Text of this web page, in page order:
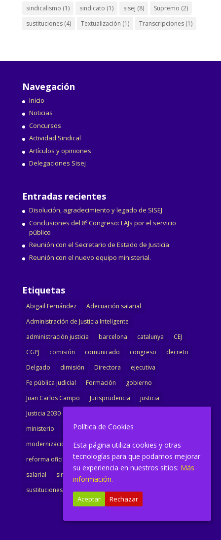
sindicalismo (1) sindicato (1) sisej (8) Supremo (2)
sustituciones(4) Textualización (1) Transcripciones(1)
Navegación
Inicio
Noticias
Concursos
Actividad Sindical
Artículos y opiniones
Delegaciones Sisej
Entradas recientes
Disolución, agradecimiento y legado de SISEJ
Conclusiones del 8º Congreso: LAJs por el servicio
público
Reunión con el Secretario de Estado de Justicia
Reunión con el nuevo equipo ministerial.
Etiquetas
Abigail Fernández
Adecuación salarial
Administración de Justicia Inteligente
administración justicia
barcelona catalunya
CEJ
CGPJ
comisión comunicado congreso
decreto
Delgado
dimisión Directora
ejecutiva
Fe pública judicial
Formación
gobierno
Juan Carlos Campo
Jurisprudencia
justicia
Justicia 2030
ministerio
Ministra Justicia
Ministro de Justicia
modernización
noticias Portavoz
reforma
reforma oficina
renovación retribuciones
reunión
salarial
sindicalismo sindicato
sustituciones
Textualización Transcripciones
Política de Cookies
Esta página utiliza cookies y otras
tecnologías para que podamos mejorar
su experiencia en nuestros sitios: Más
información.
Aceptar Rechazar